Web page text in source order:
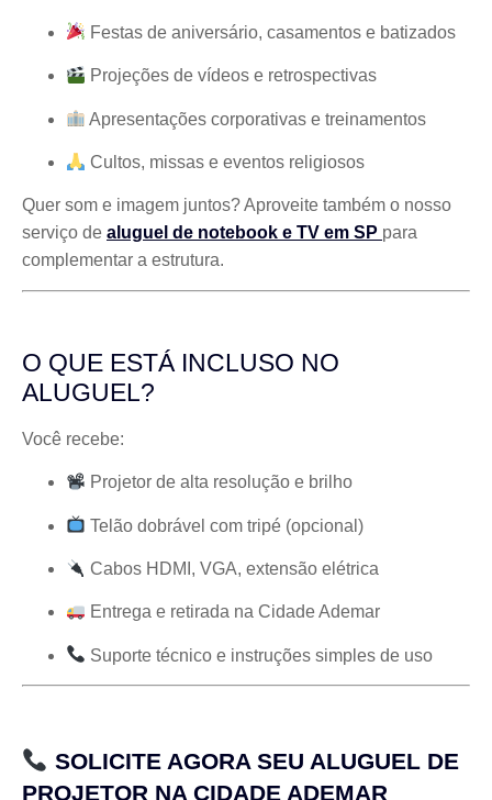
Festas de aniversário, casamentos e batizados
Projeções de vídeos e retrospectivas
Apresentações corporativas e treinamentos
Cultos, missas e eventos religiosos
Quer som e imagem juntos? Aproveite também o nosso
serviço de aluguel de notebook e TV em SP para
complementar a estrutura.
O QUE ESTÁ INCLUSO NO
ALUGUEL?
Você recebe:
Projetor de alta resolução e brilho
Telão dobrável com tripé (opcional)
Cabos HDMI, VGA, extensão elétrica
Entrega e retirada na Cidade Ademar
Suporte técnico e instruções simples de uso
SOLICITE AGORA SEU ALUGUEL DE
PROJETOR NA CIDADE ADEMAR